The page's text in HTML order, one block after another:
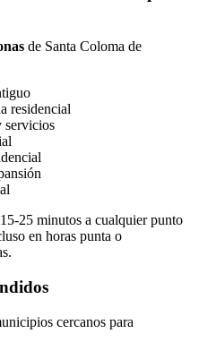
de Santa Coloma de
residencial
servicios
25 minutos a cualquier punto
en horas punta o
cercanos para